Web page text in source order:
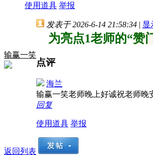
使用道具 举报
输赢一笑
发表于 2026-6-14 21:58:34 | 显
为亮点1老师的“赞
点评
海兰
输赢一笑老师晚上好诚祝老师晚
回复
使用道具 举报
返回列表